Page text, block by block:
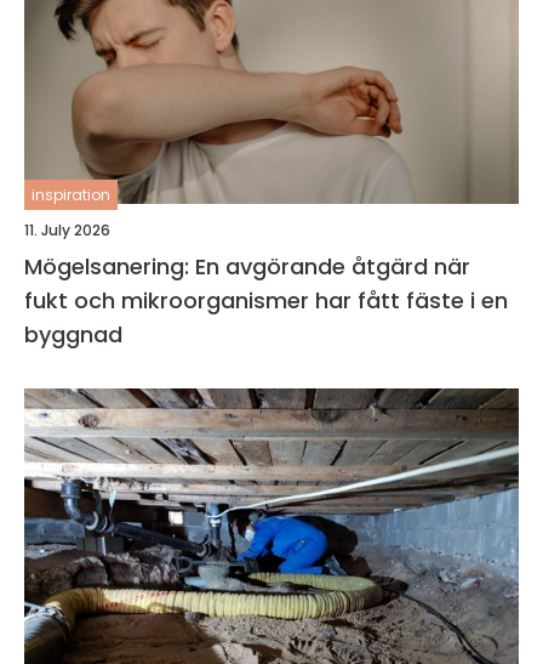
inspiration
11. July 2026
Mögelsanering: En avgörande åtgärd när
fukt och mikroorganismer har fått fäste i en
byggnad